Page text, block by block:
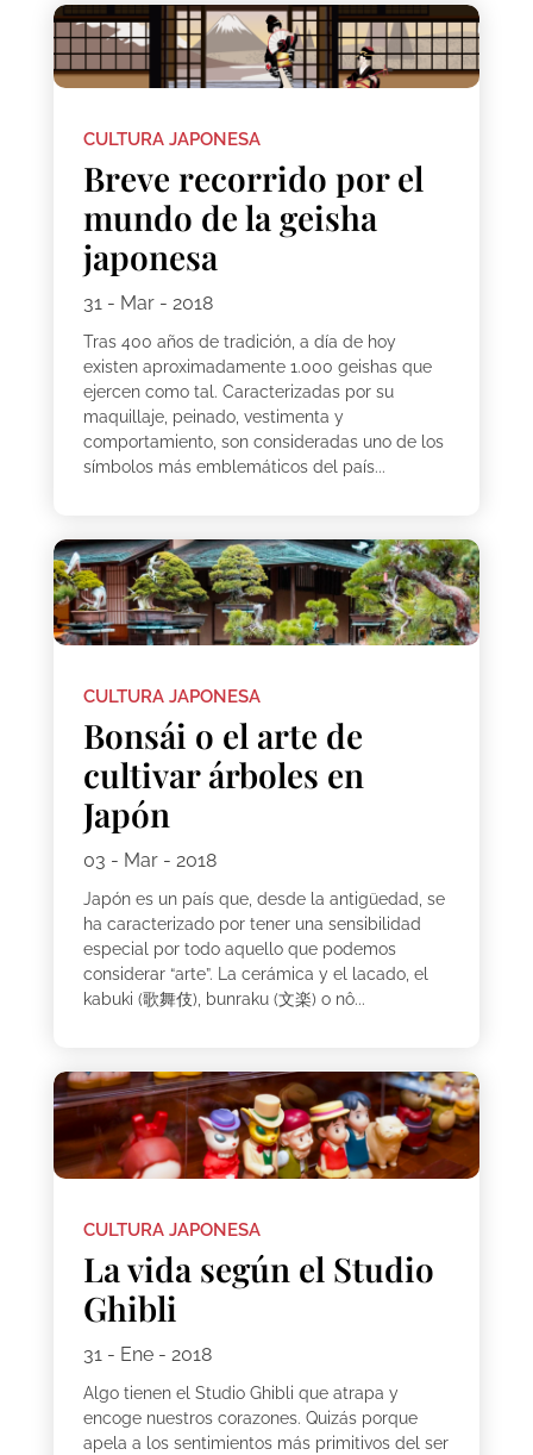
CULTURA JAPONESA
Breve recorrido por el
mundo de la geisha
japonesa
31 - Mar - 2018
Tras 400 años de tradición, a día de hoy
existen aproximadamente 1.000 geishas que
ejercen como tal. Caracterizadas por su
maquillaje, peinado, vestimenta y
comportamiento, son consideradas uno de los
símbolos más emblemáticos del país...
CULTURA JAPONESA
Bonsái o el arte de
cultivar árboles en
Japón
03 - Mar - 2018
Japón es un país que, desde la antigüedad, se
ha caracterizado por tener una sensibilidad
especial por todo aquello que podemos
considerar “arte”. La cerámica y el lacado, el
kabuki (歌舞伎), bunraku (文楽) o nô...
CULTURA JAPONESA
La vida según el Studio
Ghibli
31 - Ene - 2018
Algo tienen el Studio Ghibli que atrapa y
encoge nuestros corazones. Quizás porque
apela a los sentimientos más primitivos del ser